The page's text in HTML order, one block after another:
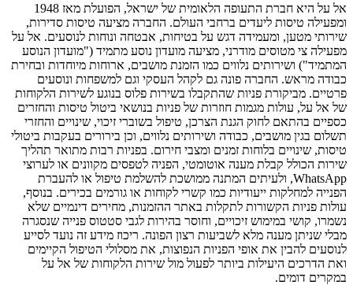
אל על היא חברת התעופה הלאומית של ישראל, הפועלת מאז 1948
ומפעילה טיסות ליעדים ברחבי העולם. החברה מציעה טיסות סדירות,
שירותי מטען, ומעמידה דגש על בטיחות, אבטחה ונוחות לנוסעים. אל על
מפעילה צי מטוסים מודרני, מציעה מועדון נוסע מתמיד ("מועדון הנוסע
המתמיד") ושירותים נלווים כמו הזמנת מושבים, ארוחות מיוחדות ובחירת
כבודה מראש. החברה פונה גם לקהל העסקי וגם למשפחות ונוסעים
פרטיים. מביקורת פניות שהתקבלו בשירות פלוס בנוגע לשירות הלקוחות
של אל על, עולות מגמות חוזרות של פניות בנושאי ביטול טיסות והחזרים
כספיים בהתאם לחוק הגנת הצרכן, טיפול בשוברי זיכוי, שינויים והחזרי
תשלום בגין מושבים, כבודה ושירותים נלווים, וכן בירורים בעקבות ביטולי
טיסות, שינויים בלוחות זמנים ומצבי חירום. בפניות רבות מתואר תהליך
שירות הכולל קבלת מענה אוטומטי, הפניה לטפסים מקוונים או לערוצי
WhatsApp, ולעיתים המתנה ממושכת להשלמת טיפול או להעברת
הפנייה למחלקות ייעודיות כמו קשרי לקוחות או גורמים בכירים. בנוסף,
עולות פניות הקשורות לתקלות באתר ההזמנות, מחירים דינמיים שלא
נשמרו, קושי במימוש זיכויים, וחוסר בהירות לגבי סטטוס פנייה שנסגרה
מבלי שניתן מענה מלא לשביעות רצון הפונה. ריכוז מידע זה נועד לסייע
לנוסעים להבין את אופי הפניות הנפוצות, את מסלולי הטיפול הקיימים
ואת הדרכים היעילות ביותר לפעול מול שירות הלקוחות של אל על
במקרים דומים.